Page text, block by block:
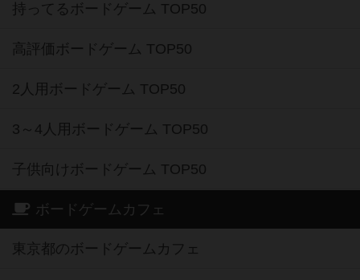
持ってるボードゲーム TOP50
高評価ボードゲーム TOP50
2人用ボードゲーム TOP50
3～4人用ボードゲーム TOP50
子供向けボードゲーム TOP50
ボードゲームカフェ
東京都のボードゲームカフェ